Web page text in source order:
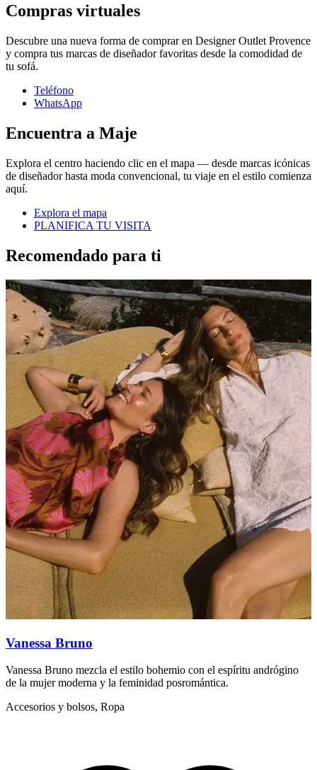
Compras virtuales
Descubre una nueva forma de comprar en Designer Outlet Provence
y compra tus marcas de diseñador favoritas desde la comodidad de
tu sofá.
Teléfono
WhatsApp
Encuentra a Maje
Explora el centro haciendo clic en el mapa — desde marcas icónicas
de diseñador hasta moda convencional, tu viaje en el estilo comienza
aquí.
Explora el mapa
PLANIFICA TU VISITA
Recomendado para ti
Vanessa Bruno
Vanessa Bruno mezcla el estilo bohemio con el espíritu andrógino
de la mujer moderna y la feminidad posromántica.
Accesorios y bolsos, Ropa